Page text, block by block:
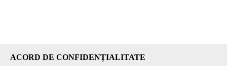
ACORD DE CONFIDENȚIALITATE